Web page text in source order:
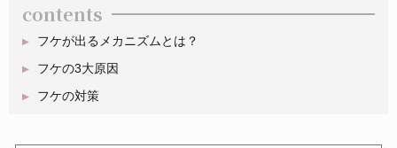
contents
フケが出るメカニズムとは？
フケの3大原因
フケの対策